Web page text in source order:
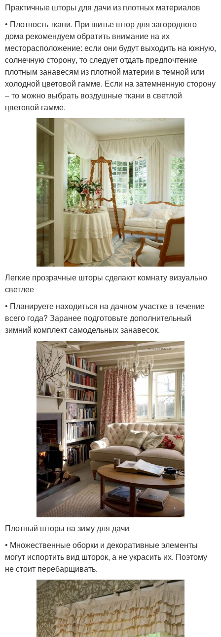
Практичные шторы для дачи из плотных материалов
• Плотность ткани. При шитье штор для загородного
дома рекомендуем обратить внимание на их
месторасположение: если они будут выходить на южную,
солнечную сторону, то следует отдать предпочтение
плотным занавесям из плотной материи в темной или
холодной цветовой гамме. Если на затемненную сторону
– то можно выбрать воздушные ткани в светлой
цветовой гамме.
Легкие прозрачные шторы сделают комнату визуально
светлее
• Планируете находиться на дачном участке в течение
всего года? Заранее подготовьте дополнительный
зимний комплект самодельных занавесок.
Плотный шторы на зиму для дачи
• Множественные оборки и декоративные элементы
могут испортить вид шторок, а не украсить их. Поэтому
не стоит перебарщивать.